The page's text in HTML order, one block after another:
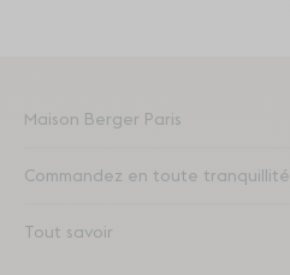
Maison Berger Paris
Commandez en toute tranquillité
Tout savoir